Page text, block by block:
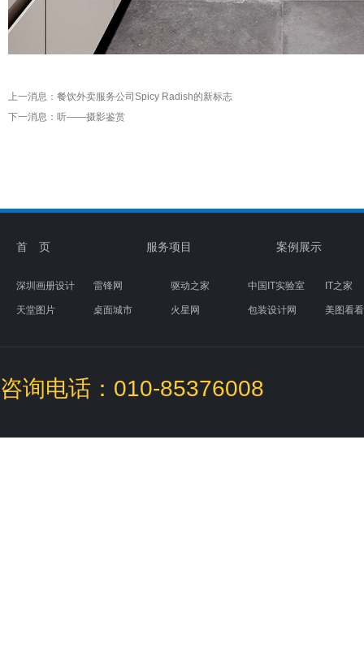
上一消息： 餐饮外卖服务公司Spicy Radish的新标志
下一消息： 听——摄影鉴赏
首 页 服务项目 案例展示
深圳画册设计 雷锋网 驱动之家 中国IT实验室 IT之家
天堂图片 桌面城市 火星网 包装设计网 美图看看
咨询电话：010-85376008